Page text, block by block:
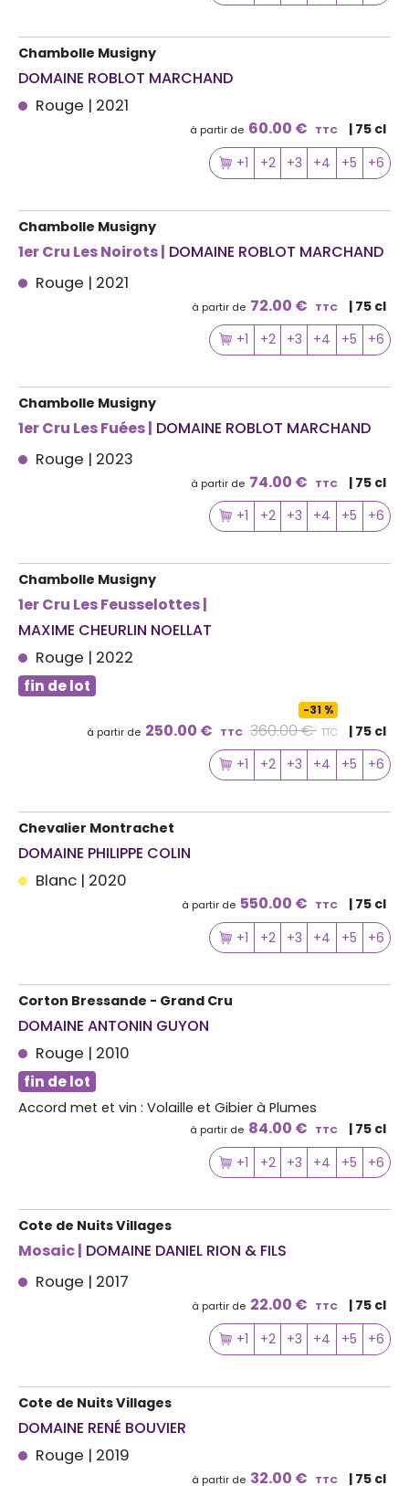
Chambolle Musigny
DOMAINE ROBLOT MARCHAND
Rouge | 2021
à partir de 60.00 € TTC
| 75 cl
+1
+2 +3 +4 +5 +6
Chambolle Musigny
1er Cru Les Noirots | DOMAINE ROBLOT MARCHAND
Rouge | 2021
à partir de 72.00 € TTC
| 75 cl
+1
+2 +3 +4 +5 +6
Chambolle Musigny
1er Cru Les Fuées | DOMAINE ROBLOT MARCHAND
Rouge | 2023
à partir de 74.00 € TTC
| 75 cl
+1
+2 +3 +4 +5 +6
Chambolle Musigny
1er Cru Les Feusselottes |
MAXIME CHEURLIN NOELLAT
Rouge | 2022
fin de lot
à partir de 250.00 € TTC
-31 %
360.00 € TTC
| 75 cl
+1
+2 +3 +4 +5 +6
Chevalier Montrachet
DOMAINE PHILIPPE COLIN
Blanc | 2020
à partir de 550.00 € TTC
| 75 cl
+1
+2 +3 +4 +5 +6
Corton Bressande - Grand Cru
DOMAINE ANTONIN GUYON
Rouge | 2010
fin de lot
Accord met et vin : Volaille et Gibier à Plumes
à partir de 84.00 € TTC
| 75 cl
+1
+2 +3 +4 +5 +6
Cote de Nuits Villages
Mosaic | DOMAINE DANIEL RION & FILS
Rouge | 2017
à partir de 22.00 € TTC
| 75 cl
+1
+2 +3 +4 +5 +6
Cote de Nuits Villages
DOMAINE RENÉ BOUVIER
Rouge | 2019
à partir de 32.00 € TTC | 75 cl